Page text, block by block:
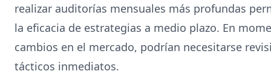
realizar auditorías mensuales más profundas
la eficacia de estrategias a medio plazo. En
cambios en el mercado, podrían necesitarse
tácticos inmediatos.